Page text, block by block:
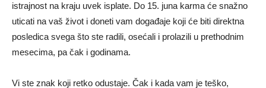
istrajnost na kraju uvek isplate. Do 15. juna karma će snažno
uticati na vaš život i doneti vam događaje koji će biti direktna
posledica svega što ste radili, osećali i prolazili u prethodnim
mesecima, pa čak i godinama.
Vi ste znak koji retko odustaje. Čak i kada vam je teško,